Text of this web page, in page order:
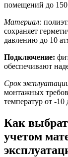
помещений до 150
Материал:
сохраняет
давлению до 10
Подключение:
обеспечивают
Срок
монтажных
температур от -10
Как
учетом